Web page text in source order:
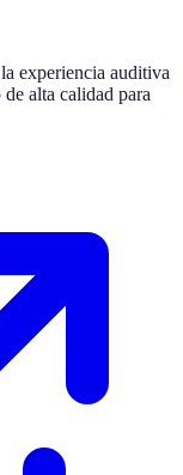
experiencia auditiva
alta calidad para